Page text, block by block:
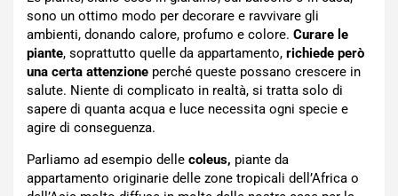
sono un ottimo modo per decorare e ravvivare gli
ambienti, donando calore, profumo e colore. Curare le
piante, soprattutto quelle da appartamento, richiede però
una certa attenzione perché queste possano crescere in
salute. Niente di complicato in realtà, si tratta solo di
sapere di quanta acqua e luce necessita ogni specie e
agire di conseguenza.
Parliamo ad esempio delle coleus, piante da
appartamento originarie delle zone tropicali dell’Africa o